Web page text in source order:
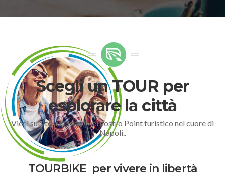
Scegli un TOUR per
esplorare la città
Vieni subito a trovarci nel nostro Point turistico nel cuore di
Napoli..
TOURBIKE per vivere in libertà